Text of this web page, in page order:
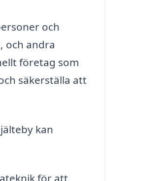
och
och andra
företag som
säkerställa att
kan
för att